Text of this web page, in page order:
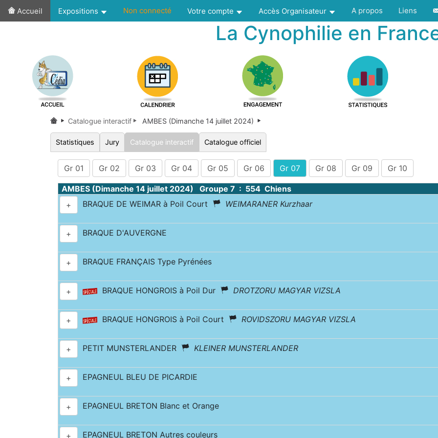
Accueil Expositions Non connecté Votre compte Accès Organisateur A propos Liens
La Cynophilie en
Catalogue interactif AMBES (Dimanche 14 juillet 2024)
Statistiques Jury Catalogue interactif Catalogue officiel
Gr 01 Gr 02 Gr 03 Gr 04 Gr 05 Gr 06 Gr 07 Gr 08 Gr 09 Gr 10
AMBES (Dimanche 14 juillet 2024) Groupe 7 : 554 Chiens
+
BRAQUE DE WEIMAR à Poil Court WEIMARANER Kurzhaar
+ BRAQUE D'AUVERGNE
+ BRAQUE FRANÇAIS Type Pyrénées
+ BRAQUE HONGROIS à Poil Dur DROTZORU MAGYAR VIZSLA
+ BRAQUE HONGROIS à Poil Court ROVIDSZORU MAGYAR VIZSLA
+ PETIT MUNSTERLANDER KLEINER MUNSTERLANDER
+ EPAGNEUL BLEU DE PICARDIE
+ EPAGNEUL BRETON Blanc et Orange
+ EPAGNEUL BRETON Autres couleurs